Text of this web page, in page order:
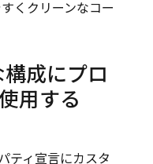
くクリーンなコー
成にプロ
用する
ティ宣言にカスタ